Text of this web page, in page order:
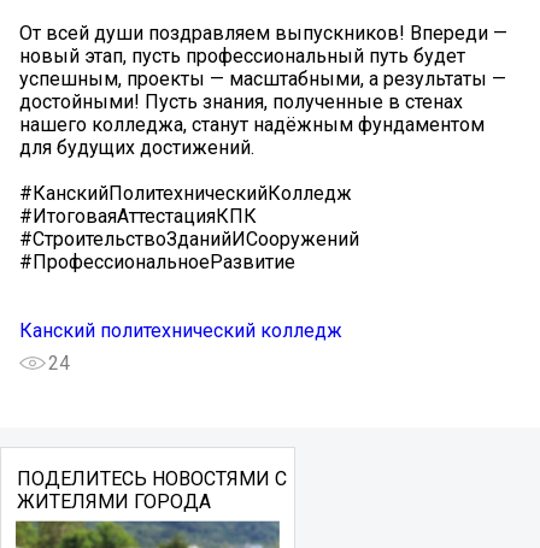
От всей души поздравляем выпускников! Впереди —
новый этап, пусть профессиональный путь будет
успешным, проекты — масштабными, а результаты —
достойными! Пусть знания, полученные в стенах
нашего колледжа, станут надёжным фундаментом
для будущих достижений.
#КанскийПолитехническийКолледж
#ИтоговаяАттестацияКПК
#СтроительствоЗданийИСооружений
#ПрофессиональноеРазвитие
Канский политехнический колледж
24
ПОДЕЛИТЕСЬ НОВОСТЯМИ С
ЖИТЕЛЯМИ ГОРОДА